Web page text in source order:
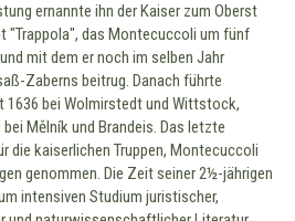
ernannte ihn der Kaiser zum Oberst
"Trappola", das Montecuccoli um fünf
mit dem er noch im selben Jahr
Zaberns beitrug. Danach führte
bei Wolmirstedt und Wittstock,
Mělník und Brandeis. Das letzte
die kaiserlichen Truppen, Montecuccoli
genommen. Die Zeit seiner 2½-jährigen
intensiven Studium juristischer,